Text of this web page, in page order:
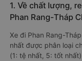
1. Về chất lượng,
Phan Rang-Tháp
Xe đi Phan Rang-
nhất được phân loại
(1: tệ nhất, 5: tốt